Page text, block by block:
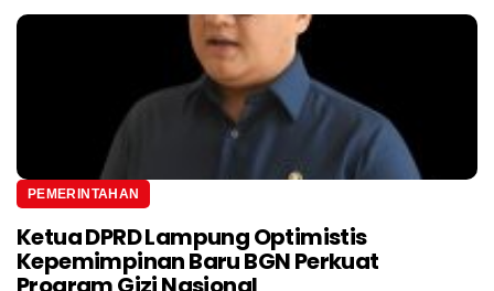
PEMERINTAHAN
Ketua DPRD Lampung Optimistis
Kepemimpinan Baru BGN Perkuat